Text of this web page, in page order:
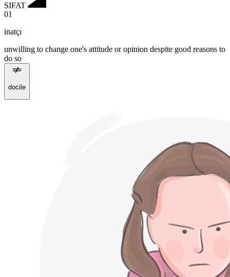
SIFAT
01
inatçı
unwilling to change one's attitude or opinion despite good reasons to
do so
docile